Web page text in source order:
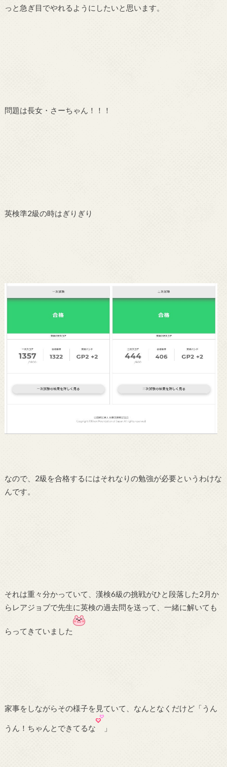
っと急ぎ目でやれるようにしたいと思います。
問題は長女・さーちゃん！！！
英検準2級の時はぎりぎり
なので、2級を合格するにはそれなりの勉強が必要というわけな
んです。
それは重々分かっていて、漢検6級の挑戦がひと段落した2月か
らレアジョブで先生に英検の過去問を送って、一緒に解いても
らってきていました
家事をしながらその様子を見ていて、なんとなくだけど「うん
うん！ちゃんとできてるな 」